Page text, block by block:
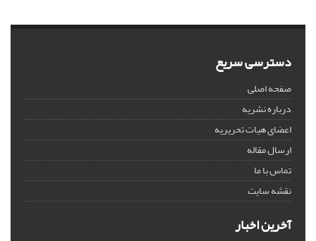
دسترسی سریع
صفحه اصلی
درباره نشریه
اعضای هیات تحریریه
ارسال مقاله
تماس با ما
نقشه سایت
آخرین اخبار